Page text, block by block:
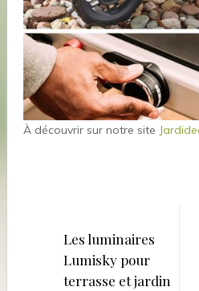
À découvrir sur notre site
l’article
Les luminaires
Lumisky pour
terrasse et jardin